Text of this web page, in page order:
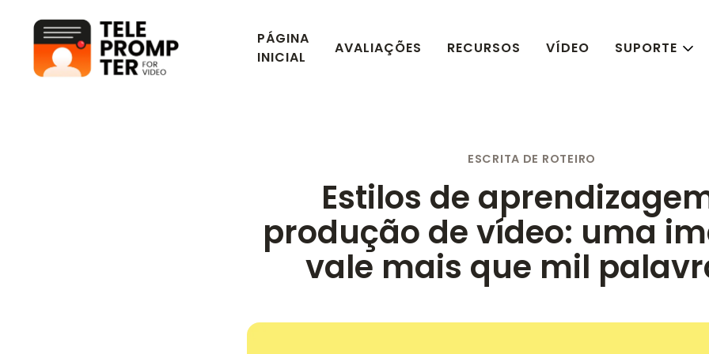
Teleprompter para vídeo
PÁGINA
INICIAL
AVALIAÇÕES RECURSOS VÍDEO SUPORTE
ESCRITA DE ROTEIRO
Estilos de
produção de vídeo: uma
vale mais que mil